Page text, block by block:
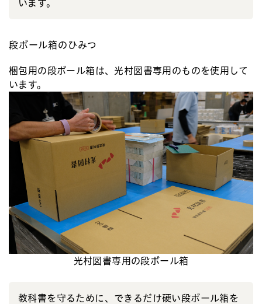
います。
段ボール箱のひみつ
梱包用の段ボール箱は、光村図書専用のものを使用して
います。
光村図書専用の段ボール箱
教科書を守るために、できるだけ硬い段ボール箱を